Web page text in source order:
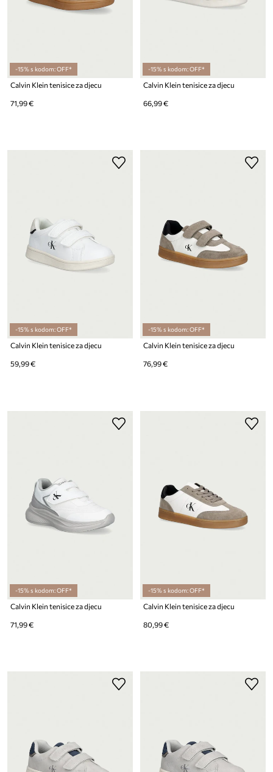
-15% s kodom: OFF*
Calvin Klein tenisice za djecu
71,99 €
-15% s kodom: OFF*
Calvin Klein tenisice za djecu
66,99 €
-15% s kodom: OFF*
Calvin Klein tenisice za djecu
59,99 €
-15% s kodom: OFF*
Calvin Klein tenisice za djecu
76,99 €
-15% s kodom: OFF*
Calvin Klein tenisice za djecu
71,99 €
-15% s kodom: OFF*
Calvin Klein tenisice za djecu
80,99 €